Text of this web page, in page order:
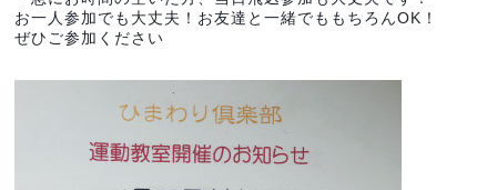
お一人参加でも大丈夫！お友達と一緒でももちろんOK！
ぜひご参加ください